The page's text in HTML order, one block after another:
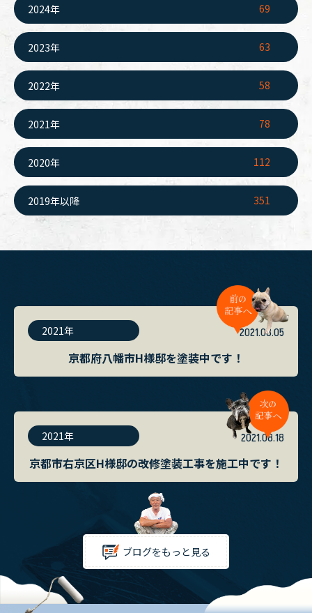
2024年 69
2023年 63
2022年 58
2021年 78
2020年 112
2019年以降 351
2021年 2021.08.05
京都府八幡市H様邸を塗装中です！
2021年 2021.08.18
京都市右京区H様邸の改修塗装工事を施工中です！
ブログをもっと見る